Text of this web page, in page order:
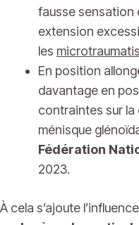
fausse sensation
extension
les
En position
davantage en
contraintes sur
ménisque
Fédération
2023.
À cela s’ajoute